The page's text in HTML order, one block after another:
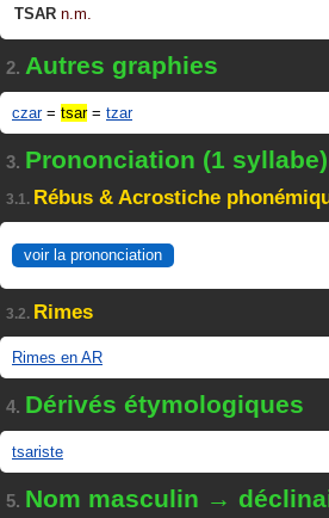
TSAR n.m.
2. Autres graphies
czar= tsar= tzar
3. Prononciation (1 syllabe)
3.1. Rébus & Acrostiche
voir la prononciation
3.2. Rimes
Rimes en AR
4. Dérivés étymologiques
tsariste
5. Nom masculin →